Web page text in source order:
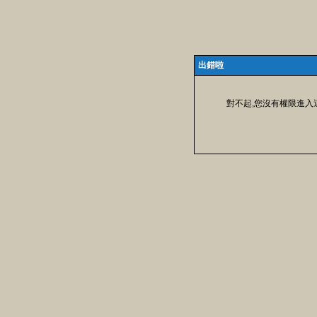
出錯啦
對不起,您沒有權限進入